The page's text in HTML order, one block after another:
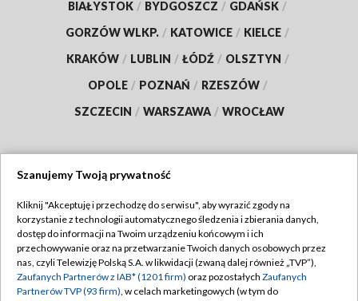
BIAŁYSTOK / BYDGOSZCZ / GDAŃSK /
GORZÓW WLKP. / KATOWICE / KIELCE /
KRAKÓW / LUBLIN / ŁÓDŹ / OLSZTYN /
OPOLE / POZNAŃ / RZESZÓW /
SZCZECIN / WARSZAWA / WROCŁAW
TVP
Abonament TVP
Emisja w TVP
Regulamin TVP
Polityka prywatności
Szanujemy Twoją prywatność
Kliknij "Akceptuję i przechodzę do serwisu", aby wyrazić zgody na
korzystanie z technologii automatycznego śledzenia i zbierania danych,
dostęp do informacji na Twoim urządzeniu końcowym i ich
przechowywanie oraz na przetwarzanie Twoich danych osobowych przez
nas, czyli Telewizję Polską S.A. w likwidacji (zwaną dalej również „TVP”),
Zaufanych Partnerów z IAB* (1201 firm) oraz pozostałych Zaufanych
Partnerów TVP (93 firm), w celach marketingowych (w tym do